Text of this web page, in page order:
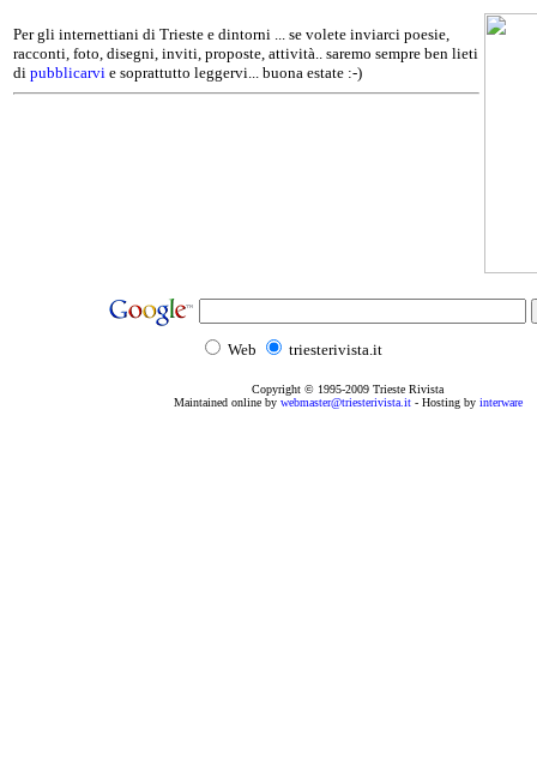
Per gli internettiani di Trieste e dintorni ... se volete inviarci poesie,
racconti, foto, disegni, inviti, proposte, attività.. saremo sempre ben lieti
di pubblicarvi e soprattutto leggervi... buona estate :-)
Web triesterivista.it
Copyright © 1995-2009 Trieste Rivista
Maintained online by webmaster@triesterivista.it- Hosting by interware